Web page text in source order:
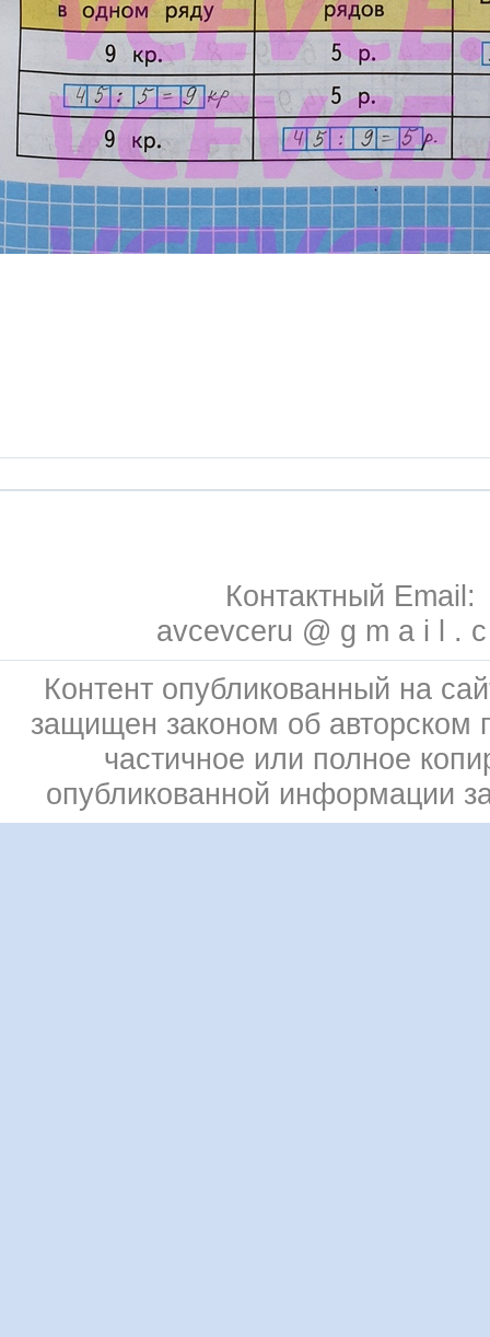
Контактный Email:
avcevceru @ g m a i l .
Контент опубликованный на
защищен законом об авторском
частичное или полное
опубликованной информации